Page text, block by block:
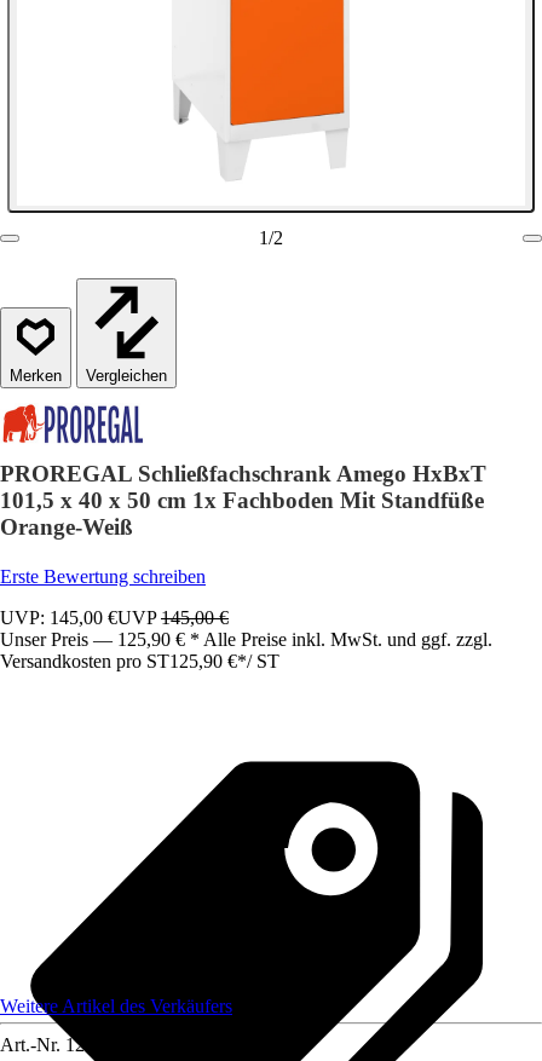
1/2
Vergleichen
PROREGAL Schließfachschrank Amego HxBxT
101,5 x 40 x 50 cm 1x Fachboden Mit Standfüße
Orange-Weiß
Erste Bewertung schreiben
UVP: 145,00 €UVP145,00 €
Unser Preis — 125,90 € * Alle Preise inkl. MwSt. und ggf. zzgl.
Versandkosten pro ST125,90 €*/ ST
Weitere Artikel des Verkäufers
Art.-Nr. 12583376